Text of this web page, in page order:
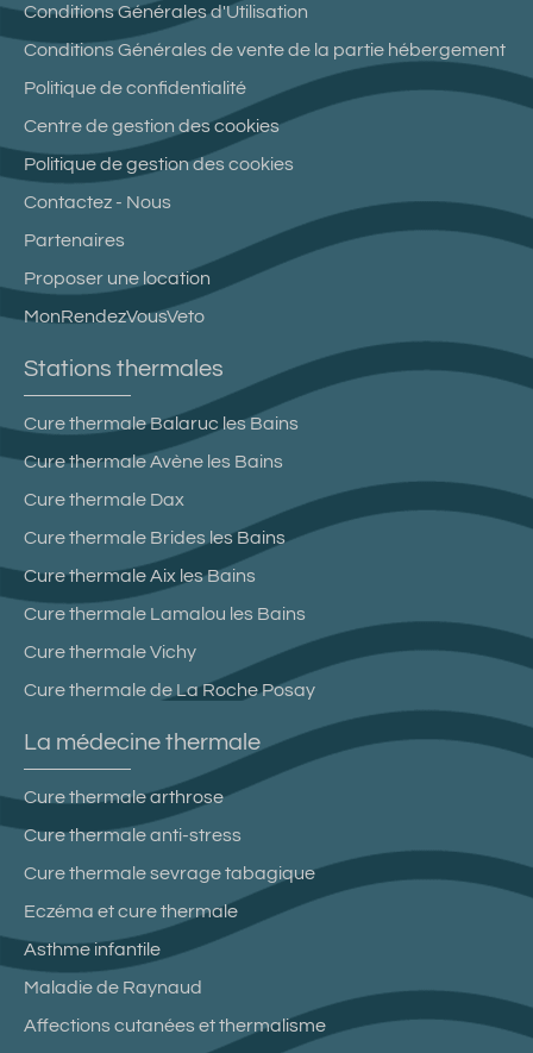
Conditions Générales d'Utilisation
Conditions Générales de vente de la partie hébergement
Politique de confidentialité
Centre de gestion des cookies
Politique de gestion des cookies
Contactez - Nous
Partenaires
Proposer une location
MonRendezVousVeto
Stations thermales
Cure thermale Balaruc les Bains
Cure thermale Avène les Bains
Cure thermale Dax
Cure thermale Brides les Bains
Cure thermale Aix les Bains
Cure thermale Lamalou les Bains
Cure thermale Vichy
Cure thermale de La Roche Posay
La médecine thermale
Cure thermale arthrose
Cure thermale anti-stress
Cure thermale sevrage tabagique
Eczéma et cure thermale
Asthme infantile
Maladie de Raynaud
Affections cutanées et thermalisme